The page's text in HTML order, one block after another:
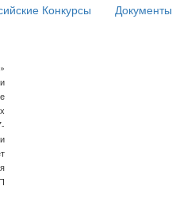
Конкурсы Документы